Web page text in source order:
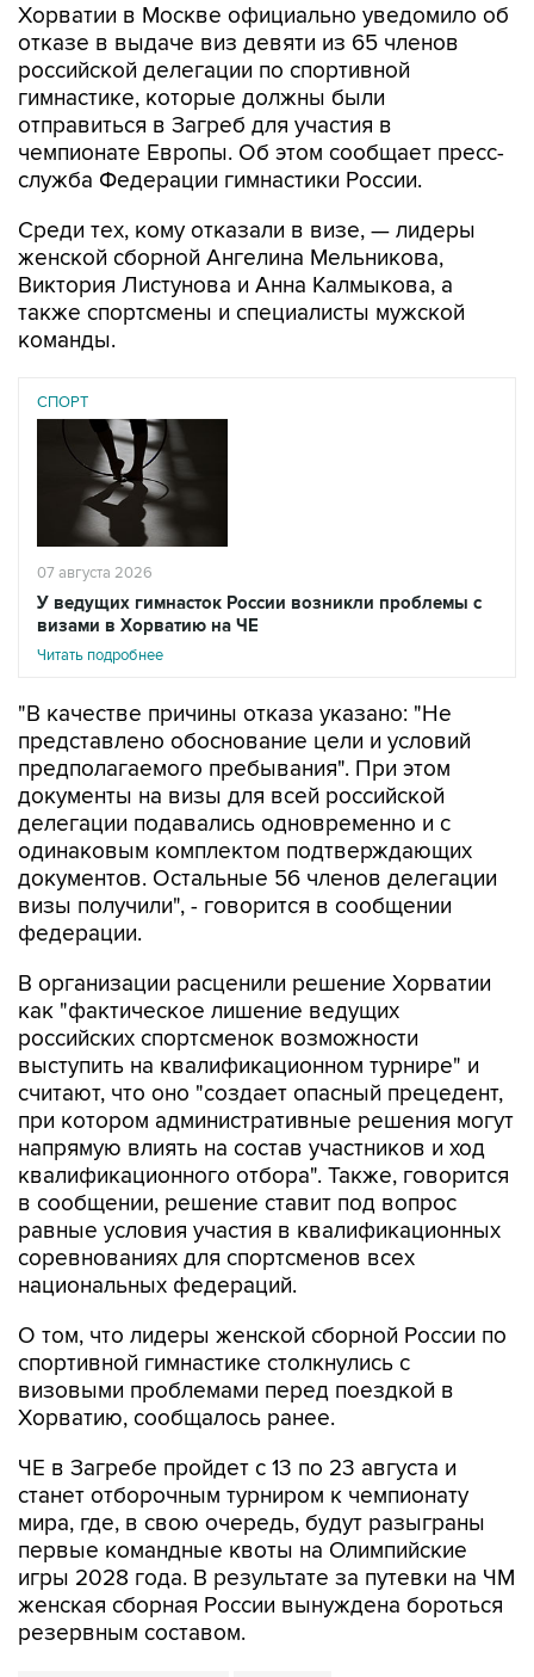
Хорватии в Москве официально уведомило об
отказе в выдаче виз девяти из 65 членов
российской делегации по спортивной
гимнастике, которые должны были
отправиться в Загреб для участия в
чемпионате Европы. Об этом сообщает пресс-
служба Федерации гимнастики России.
Среди тех, кому отказали в визе, — лидеры
женской сборной Ангелина Мельникова,
Виктория Листунова и Анна Калмыкова, а
также спортсмены и специалисты мужской
команды.
СПОРТ
07 августа 2026
У ведущих гимнасток России возникли проблемы с
визами в Хорватию на ЧЕ
Читать подробнее
"В качестве причины отказа указано: "Не
представлено обоснование цели и условий
предполагаемого пребывания". При этом
документы на визы для всей российской
делегации подавались одновременно и с
одинаковым комплектом подтверждающих
документов. Остальные 56 членов делегации
визы получили", - говорится в сообщении
федерации.
В организации расценили решение Хорватии
как "фактическое лишение ведущих
российских спортсменок возможности
выступить на квалификационном турнире" и
считают, что оно "создает опасный прецедент,
при котором административные решения могут
напрямую влиять на состав участников и ход
квалификационного отбора". Также, говорится
в сообщении, решение ставит под вопрос
равные условия участия в квалификационных
соревнованиях для спортсменов всех
национальных федераций.
О том, что лидеры женской сборной России по
спортивной гимнастике столкнулись с
визовыми проблемами перед поездкой в
Хорватию, сообщалось ранее.
ЧЕ в Загребе пройдет с 13 по 23 августа и
станет отборочным турниром к чемпионату
мира, где, в свою очередь, будут разыграны
первые командные квоты на Олимпийские
игры 2028 года. В результате за путевки на ЧМ
женская сборная России вынуждена бороться
резервным составом.